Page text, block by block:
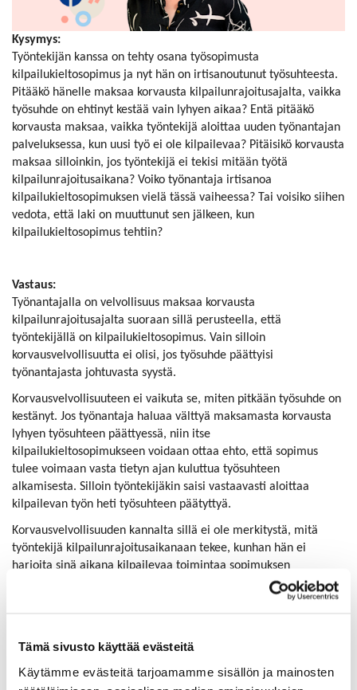
Tämä sivusto käyttää evästeitä
Käytämme evästeitä tarjoamamme sisällön ja mainosten
Kysymys:
Työntekijän kanssa on tehty osana työsopimusta
kilpailukieltosopimus ja nyt hän on irtisanoutunut työsuhteesta.
Pitääkö hänelle maksaa korvausta kilpailunrajoitusajalta, vaikka
työsuhde on ehtinyt kestää vain lyhyen aikaa? Entä pitääkö
korvausta maksaa, vaikka työntekijä aloittaa uuden työnantajan
palveluksessa, kun uusi työ ei ole kilpailevaa? Pitäisikö korvausta
maksaa silloinkin, jos työntekijä ei tekisi mitään työtä
kilpailunrajoitusaikana? Voiko työnantaja irtisanoa
kilpailukieltosopimuksen vielä tässä vaiheessa? Tai voisiko siihen
vedota, että laki on muuttunut sen jälkeen, kun
kilpailukieltosopimus tehtiin?
Vastaus:
Työnantajalla on velvollisuus maksaa korvausta
kilpailunrajoitusajalta suoraan sillä perusteella, että
työntekijällä on kilpailukieltosopimus. Vain silloin
korvausvelvollisuutta ei olisi, jos työsuhde päättyisi
työnantajasta johtuvasta syystä.
Korvausvelvollisuuteen ei vaikuta se, miten pitkään työsuhde on
kestänyt. Jos työnantaja haluaa välttyä maksamasta korvausta
lyhyen työsuhteen päättyessä, niin itse
kilpailukieltosopimukseen voidaan ottaa ehto, että sopimus
tulee voimaan vasta tietyn ajan kuluttua työsuhteen
alkamisesta. Silloin työntekijäkin saisi vastaavasti aloittaa
kilpailevan työn heti työsuhteen päätyttyä.
Korvausvelvollisuuden kannalta sillä ei ole merkitystä, mitä
työntekijä kilpailunrajoitusaikanaan tekee, kunhan hän ei
harjoita sinä aikana kilpailevaa toimintaa sopimuksen
vastaisesti. Korvausta on maksettava sekä silloin, kun työntekijä
käyttää kilpailunrajoitusaikansa vapaa-ajan viettoon, että silloin,
että työntekijä ei harjoittaisi kilpailevaa toimintaa tämän
kanssa.